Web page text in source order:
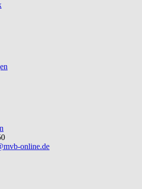
online.de
www.linkedin.com/company/mvbbooks
www.instagram.com/lifeatmvb/
www.youtube.com/@mvbbooks